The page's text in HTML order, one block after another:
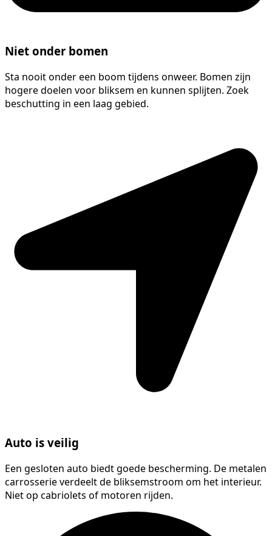
Niet onder bomen
Sta nooit onder een boom tijdens onweer. Bomen zijn
hogere doelen voor bliksem en kunnen splijten. Zoek
beschutting in een laag gebied.
Auto is veilig
Een gesloten auto biedt goede bescherming. De metalen
carrosserie verdeelt de bliksemstroom om het interieur.
Niet op cabriolets of motoren rijden.